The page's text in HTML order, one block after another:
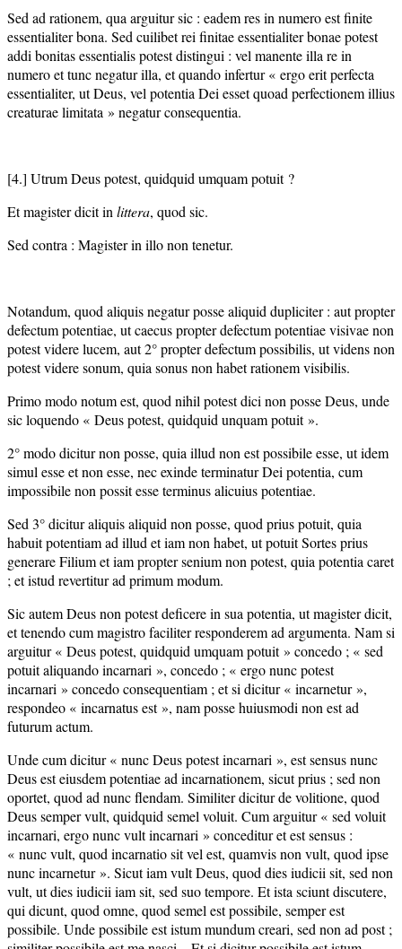
Sed ad rationem, qua arguitur sic : eadem res in numero est finite
essentialiter bona. Sed cuilibet rei finitae essentialiter bonae potest
addi bonitas essentialis potest distingui : vel manente illa re in
numero et tunc negatur illa, et quando infertur « ergo erit perfecta
essentialiter, ut Deus, vel potentia Dei esset quoad perfectionem illius
creaturae limitata » negatur consequentia.
[4.] Utrum Deus potest, quidquid umquam potuit ?
Et magister dicit in littera, quod sic.
Sed contra : Magister in illo non tenetur.
Notandum, quod aliquis negatur posse aliquid dupliciter : aut propter
defectum potentiae, ut caecus propter defectum potentiae visivae non
potest videre lucem, aut 2° propter defectum possibilis, ut videns non
potest videre sonum, quia sonus non habet rationem visibilis.
Primo modo notum est, quod nihil potest dici non posse Deus, unde
sic loquendo « Deus potest, quidquid unquam potuit ».
2° modo dicitur non posse, quia illud non est possibile esse, ut idem
simul esse et non esse, nec exinde terminatur Dei potentia, cum
impossibile non possit esse terminus alicuius potentiae.
Sed 3° dicitur aliquis aliquid non posse, quod prius potuit, quia
habuit potentiam ad illud et iam non habet, ut potuit Sortes prius
generare Filium et iam propter senium non potest, quia potentia caret
; et istud revertitur ad primum modum.
Sic autem Deus non potest deficere in sua potentia, ut magister dicit,
et tenendo cum magistro faciliter responderem ad argumenta. Nam si
arguitur « Deus potest, quidquid umquam potuit » concedo ; « sed
potuit aliquando incarnari », concedo ; « ergo nunc potest
incarnari » concedo consequentiam ; et si dicitur « incarnetur »,
respondeo « incarnatus est », nam posse huiusmodi non est ad
futurum actum.
Unde cum dicitur « nunc Deus potest incarnari », est sensus nunc
Deus est eiusdem potentiae ad incarnationem, sicut prius ; sed non
oportet, quod ad nunc flendam. Similiter dicitur de volitione, quod
Deus semper vult, quidquid semel voluit. Cum arguitur « sed voluit
incarnari, ergo nunc vult incarnari » conceditur et est sensus :
« nunc vult, quod incarnatio sit vel est, quamvis non vult, quod ipse
nunc incarnetur ». Sicut iam vult Deus, quod dies iudicii sit, sed non
vult, ut dies iudicii iam sit, sed suo tempore. Et ista sciunt discutere,
qui dicunt, quod omne, quod semel est possibile, semper est
possibile. Unde possibile est istum mundum creari, sed non ad post ;